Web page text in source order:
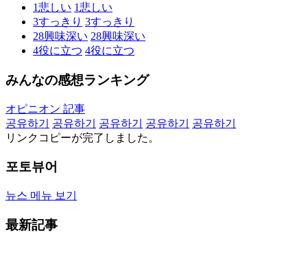
1悲しい 1悲しい
3すっきり 3すっきり
28興味深い 28興味深い
4役に立つ 4役に立つ
みんなの感想ランキング
オピニオン 記事
공유하기
공유하기 공유하기 공유하기
공유하기
リンクコピーが完了しました。
포토뷰어
뉴스 메뉴 보기
最新記事